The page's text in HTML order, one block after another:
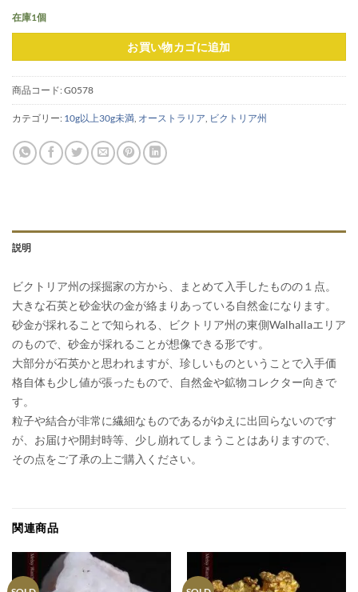
在庫1個
お買い物カゴに追加
商品コード:G0578
カテゴリー: 10g以上30g未満 オーストラリア ビクトリア州
説明
ビクトリア州の採掘家の方から、まとめて入手したものの１点。
大きな石英と砂金状の金が絡まりあっている自然金になります。
砂金が採れることで知られる、ビクトリア州の東側Walhallaエリア
のもので、砂金が採れることが想像できる形です。
大部分が石英かと思われますが、珍しいものということで入手価
格自体も少し値が張ったもので、自然金や鉱物コレクター向きで
す。
粒子や結合が非常に繊細なものであるがゆえに出回らないのです
が、お届けや開封時等、少し崩れてしまうことはありますので、
その点をご了承の上ご購入ください。
関連商品